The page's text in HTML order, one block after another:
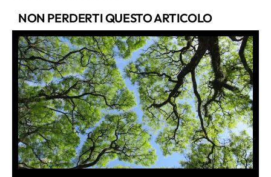
NON PERDERTI QUESTO ARTICOLO